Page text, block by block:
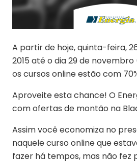
A partir de hoje, quinta-feira,
2015 até o dia 29 de
os cursos online estão com
Aproveite esta chance! O
com ofertas de montão na
Assim você economiza no
naquele curso online que
fazer há tempos, mas não fez